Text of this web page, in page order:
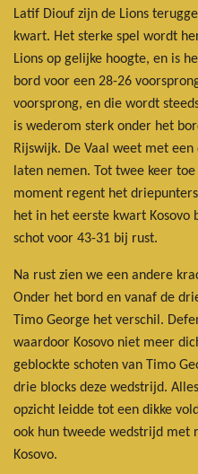
Latif Diouf zijn de Lions
kwart. Het sterke spel wordt
Lions op gelijke hoogte, en is
bord voor een 28-26
voorsprong, en die wordt
is wederom sterk onder het
Rijswijk. De Vaal weet met
laten nemen. Tot twee keer
moment regent het
het in het eerste kwart Kosovo
schot voor 43-31 bij rust.
Na rust zien we een andere
Onder het bord en vanaf de
Timo George het verschil.
waardoor Kosovo niet meer
geblockte schoten van Timo
drie blocks deze wedstrijd.
opzicht leidde tot een dikke
ook hun tweede wedstrijd met
Kosovo.